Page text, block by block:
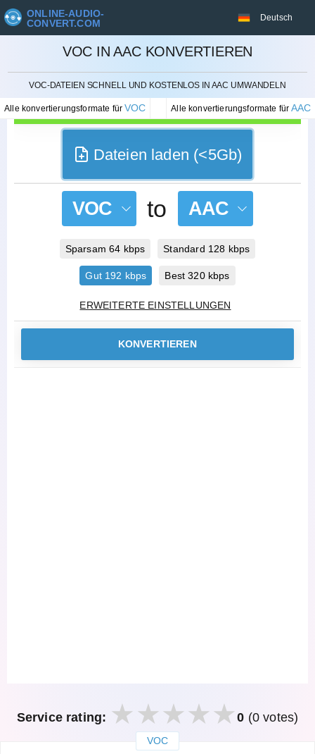
ONLINE-AUDIO-
CONVERT.COM
Deutsch
VOC IN AAC KONVERTIEREN
VOC-DATEIEN SCHNELL UND KOSTENLOS IN AAC UMWANDELN
Alle konvertierungsformate fürVOC Alle konvertierungsformate fürAAC
STORNIEREN
Dateien laden (<5Gb)
VOC to AAC
Sparsam 64 kbps Standard 128 kbps
Gut 192 kbps Best 320 kbps
ERWEITERTE EINSTELLUNGEN
KONVERTIEREN
Service rating: 0 (0 votes)
VOC